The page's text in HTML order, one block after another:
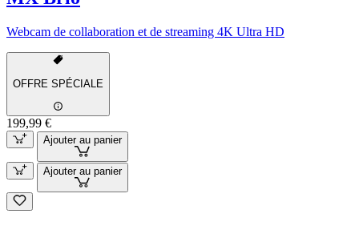
Webcam de collaboration et de streaming 4K Ultra HD
OFFRE SPÉCIALE
199,99 €
Ajouter au panier
Ajouter au panier